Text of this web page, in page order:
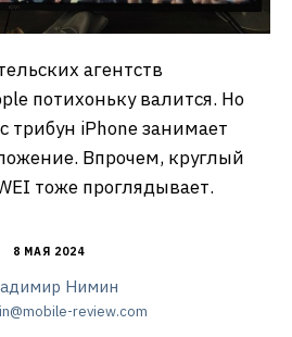
агентств
потихоньку валится. Но
трибун iPhone занимает
Впрочем, круглый
тоже проглядывает.
8 МАЯ 2024
Нимин
review.com